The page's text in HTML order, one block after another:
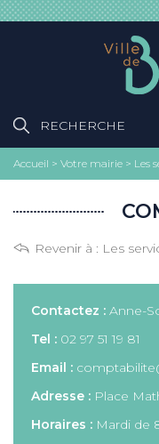
RECHERCHE
Accueil > Votre mairie > Les
Revenir à : Les
Contactez : Anne-
Tel : 02 97 51 19 81
Email :
Adresse : Place
Horaires : Mardi de